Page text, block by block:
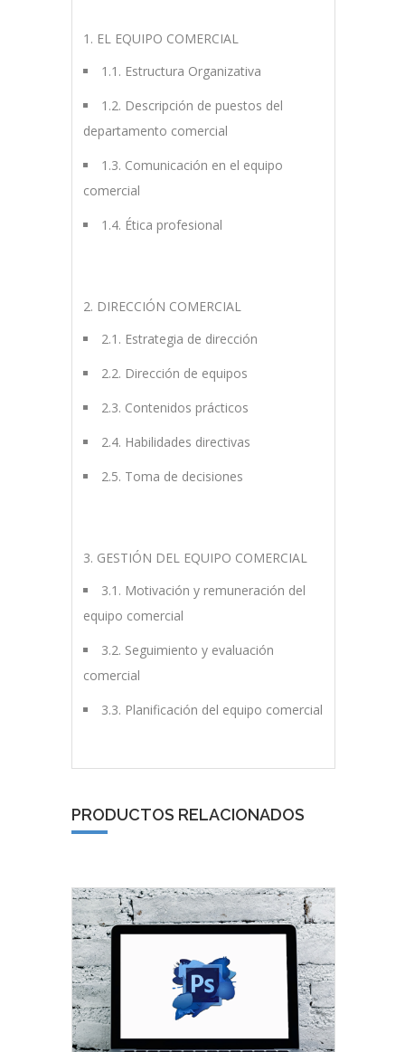
1. EL EQUIPO COMERCIAL
1.1. Estructura Organizativa
1.2. Descripción de puestos del
departamento comercial
1.3. Comunicación en el equipo
comercial
1.4. Ética profesional
2. DIRECCIÓN COMERCIAL
2.1. Estrategia de dirección
2.2. Dirección de equipos
2.3. Contenidos prácticos
2.4. Habilidades directivas
2.5. Toma de decisiones
3. GESTIÓN DEL EQUIPO COMERCIAL
3.1. Motivación y remuneración del
equipo comercial
3.2. Seguimiento y evaluación
comercial
3.3. Planificación del equipo comercial
PRODUCTOS RELACIONADOS